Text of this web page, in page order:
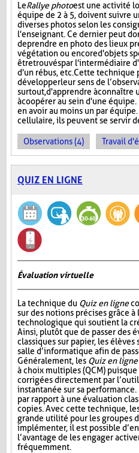
LeRallye photoest une activité
équipe de 2 à 5, doivent suivre
diverses photos selon les
l'enseignant. Ce dernier peut
de prendre en photo des lieux
végétation ou encore d'objets
être trouvés par l'intermédiaire
d'un rébus, etc. Cette technique
développer leur sens de
surtout, d'apprendre à
à coopérer au sein d'une équipe.
en avoir au moins un par
cellulaire, ils peuvent se servir
Observations (4) Travail
QUIZ EN LIGNE
Évaluation virtuelle
La technique du Quiz en ligne
sur des notions précises grâce
technologique qui soutient la
Ainsi, plutôt que de passer des
classiques sur papier, les
salle d’informatique afin de
Généralement, les Quiz en ligne
à choix multiples (QCM)
corrigées directement par
instantanée sur sa
par rapport à une évaluation
copies. Avec cette technique,
grande utilité pour les groupes
implémenter, il est possible
l’avantage de les engager
fréquemment.